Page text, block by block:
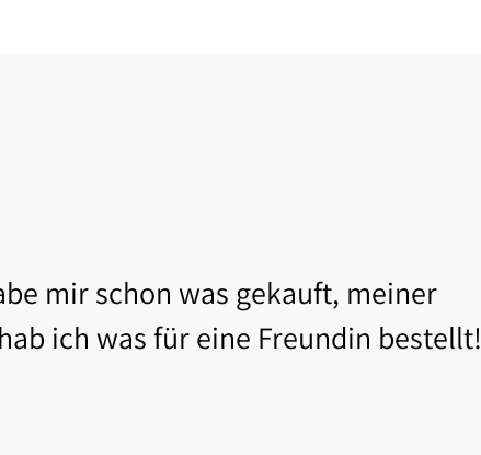
mir schon was gekauft, meiner
ich was für eine Freundin bestellt!